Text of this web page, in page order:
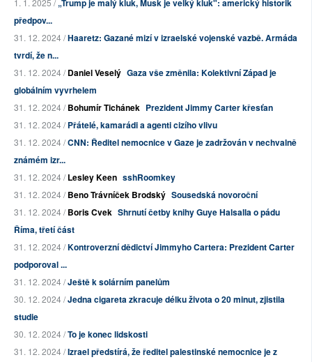
1. 1. 2025 /„Trump je malý kluk, Musk je velký kluk": americký historik
předpov...
31. 12. 2024 /Haaretz: Gazané mizí v izraelské vojenské vazbě. Armáda
tvrdí, že n...
31. 12. 2024 /Daniel Veselý Gaza vše změnila: Kolektivní Západ je
globálním vyvrhelem
31. 12. 2024 /Bohumír Tichánek Prezident Jimmy Carter křesťan
31. 12. 2024 /Přátelé, kamarádi a agenti cizího vlivu
31. 12. 2024 /CNN: Ředitel nemocnice v Gaze je zadržován v nechvalně
známém izr...
31. 12. 2024 /Lesley Keen sshRoomkey
31. 12. 2024 /Beno Trávníček Brodský Sousedská novoroční
31. 12. 2024 /Boris Cvek Shrnutí četby knihy Guye Halsalla o pádu
Říma, třetí část
31. 12. 2024 /Kontroverzní dědictví Jimmyho Cartera: Prezident Carter
podporoval ...
31. 12. 2024 /Ještě k solárním panelům
30. 12. 2024 /Jedna cigareta zkracuje délku života o 20 minut, zjistila
studie
30. 12. 2024 /To je konec lidskosti
31. 12. 2024 /Izrael předstírá, že ředitel palestinské nemocnice je z